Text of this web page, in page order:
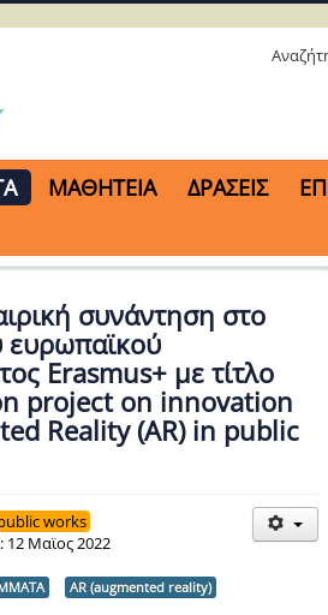
ΜΑΘΗΤΕΙΑ ΔΡΑΣΕΙΣ
συνάντηση στο
ευρωπαϊκού
Erasmus+ με τίτλο
project on innovation
Reality (AR) in public
works
12 Μαϊος 2022
AR (augmented reality)